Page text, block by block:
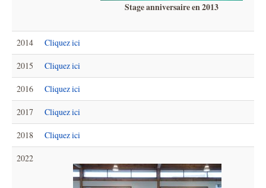
Stage anniversaire en 2013
2014 Cliquez ici
2015 Cliquez ici
2016 Cliquez ici
2017 Cliquez ici
2018 Cliquez ici
2022